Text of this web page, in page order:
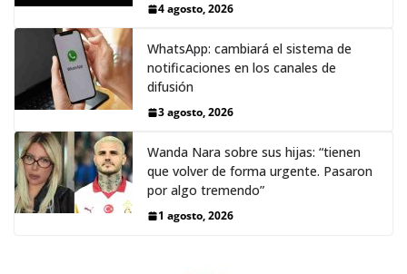
4 agosto, 2026
WhatsApp: cambiará el sistema de
notificaciones en los canales de
difusión
3 agosto, 2026
Wanda Nara sobre sus hijas: “tienen
que volver de forma urgente. Pasaron
por algo tremendo”
1 agosto, 2026